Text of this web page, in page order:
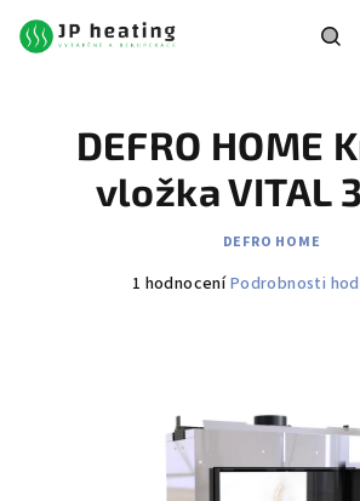
obsah
DEFRO HOME
vložka VITAL
DEFRO HOME
Průměrné
hvězdiček.
1 hodnoceníPodrobnosti